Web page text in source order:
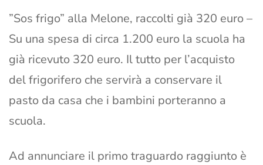
”Sos frigo” alla Melone, raccolti già 320 euro –
Su una spesa di circa 1.200 euro la scuola ha
già ricevuto 320 euro. Il tutto per l’acquisto
del frigorifero che servirà a conservare il
pasto da casa che i bambini porteranno a
scuola.
Ad annunciare il primo traguardo raggiunto è